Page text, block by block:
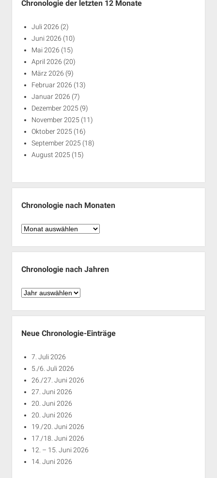
Chronologie der letzten 12 Monate
Juli 2026 (2)
Juni 2026 (10)
Mai 2026 (15)
April 2026 (20)
März 2026 (9)
Februar 2026 (13)
Januar 2026 (7)
Dezember 2025 (9)
November 2025 (11)
Oktober 2025 (16)
September 2025 (18)
August 2025 (15)
Chronologie nach Monaten
Chronologie
Monaten
Chronologie nach Jahren
Chronologie
Jahren
Neue Chronologie-Einträge
7. Juli 2026
5./6. Juli 2026
26./27. Juni 2026
27. Juni 2026
20. Juni 2026
20. Juni 2026
19./20. Juni 2026
17./18. Juni 2026
12. – 15. Juni 2026
14. Juni 2026